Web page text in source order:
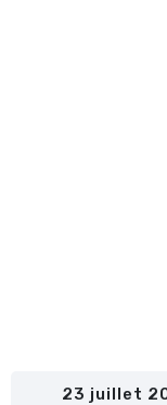
23 juillet